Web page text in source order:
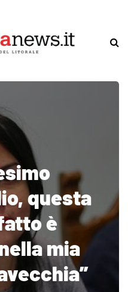
questa
è
mia